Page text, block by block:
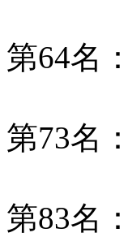
第64名
第73名
第83名